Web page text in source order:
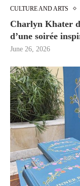
CULTURE AND ARTS
Charlyn Khater
d’une soirée
June 26, 2026